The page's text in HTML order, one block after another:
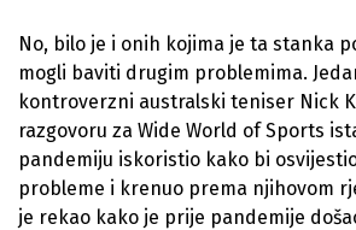
No, bilo je i onih kojima je ta stanka
mogli baviti drugim problemima.
kontroverzni australski teniser Nick
razgovoru za Wide World of Sports
pandemiju iskoristio kako bi
probleme i krenuo prema njihovom
je rekao kako je prije pandemije